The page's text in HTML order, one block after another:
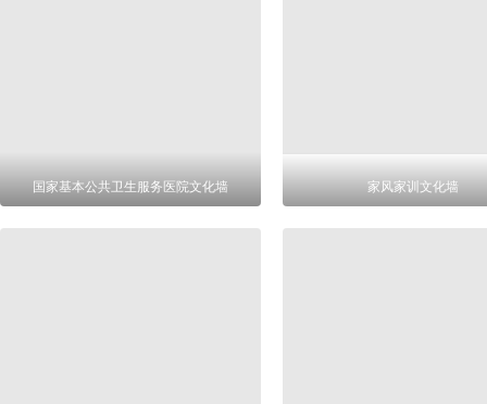
国家基本公共卫生服务医院文化墙 家风家训文化墙